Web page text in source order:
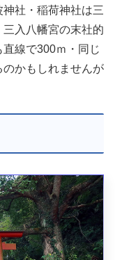
社・稲荷神社は三
入八幡宮の末社的
線で300ｍ・同じ
かもしれませんが